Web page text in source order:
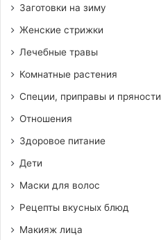
Заготовки на зиму
Женские стрижки
Лечебные травы
Комнатные растения
Специи, приправы и пряности
Отношения
Здоровое питание
Дети
Маски для волос
Рецепты вкусных блюд
Макияж лица